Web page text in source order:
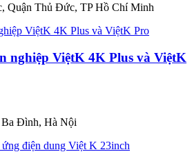
Quận Thủ Đức, TP Hồ Chí Minh
nghiệp ViệtK 4K Plus và ViệtK
Ba Đình, Hà Nội